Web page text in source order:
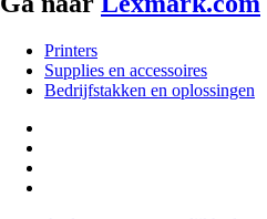
Printers
Supplies en accessoires
Bedrijfstakken en oplossingen